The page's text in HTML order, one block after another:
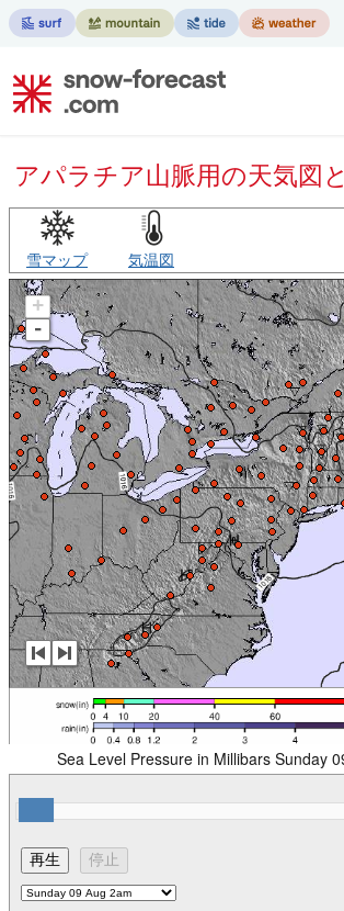
アパラチア山脈用の天気図
雪マップ 気温図
+
-
Sea Level Pressure in Millibars Sunday